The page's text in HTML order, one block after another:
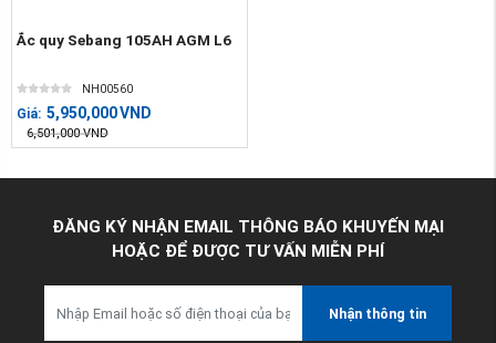
Ắc quy Sebang 105AH AGM L6
NH00560
Giá: 5,950,000VND
6,501,000 VND
ĐĂNG KÝ NHẬN EMAIL THÔNG BÁO KHUYẾN MẠI
HOẶC ĐỂ ĐƯỢC TƯ VẤN MIỄN PHÍ
Nhận thông tin